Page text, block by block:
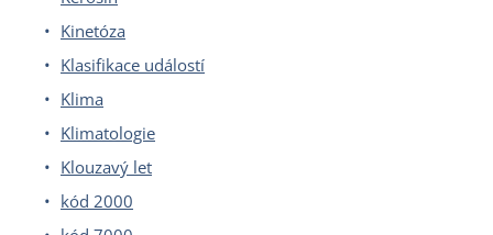
Kinetóza
Klasifikace událostí
Klima
Klimatologie
Klouzavý let
kód 2000